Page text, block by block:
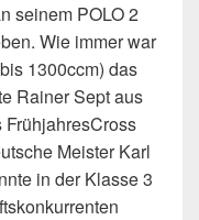
seinem POLO 2
Wie immer war
1300ccm) das
Rainer Sept aus
Meister Karl
in der Klasse 3